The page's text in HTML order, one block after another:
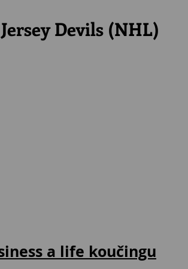
Devils (NHL)
a life koučingu